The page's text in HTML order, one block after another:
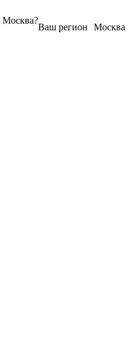
Москва
Ваш регион
Москва?